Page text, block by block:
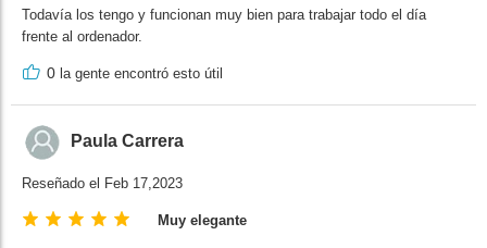
Todavía los tengo y funcionan muy bien para trabajar todo el día
frente al ordenador.
0 la gente encontró esto útil
Paula Carrera
Reseñado el Feb 17,2023
Muy elegante